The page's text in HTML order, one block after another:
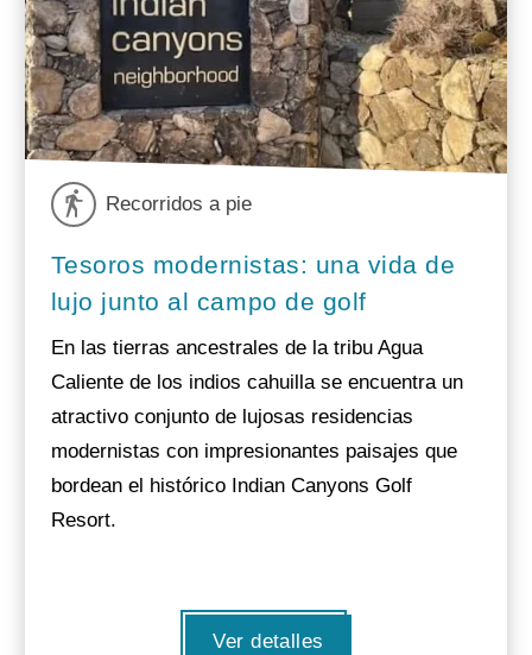
Recorridos a pie
Tesoros modernistas: una vida de
lujo junto al campo de golf
En las tierras ancestrales de la tribu Agua
Caliente de los indios cahuilla se encuentra un
atractivo conjunto de lujosas residencias
modernistas con impresionantes paisajes que
bordean el histórico Indian Canyons Golf
Resort.
Ver detalles